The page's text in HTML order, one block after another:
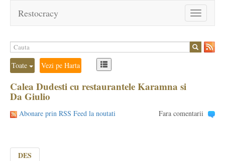
Toggle
navigation
Restocracy
Toate Vezi pe Harta
Calea Dudesti cu restaurantele Karamna si
Da Giulio
Abonare prin RSS Feed la noutati Fara comentarii
DES